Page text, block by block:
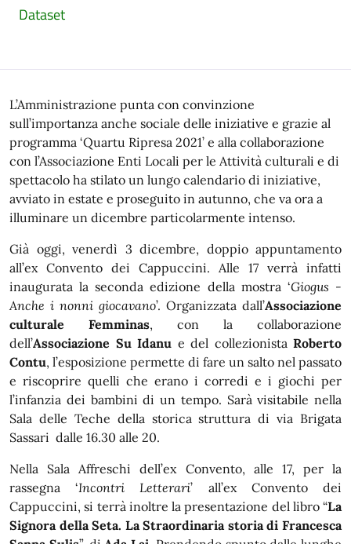
Dataset
L’Amministrazione punta con convinzione
sull’importanza anche sociale delle iniziative e grazie al
programma ‘Quartu Ripresa 2021’ e alla collaborazione
con l’Associazione Enti Locali per le Attività culturali e di
spettacolo ha stilato un lungo calendario di iniziative,
avviato in estate e proseguito in autunno, che va ora a
illuminare un dicembre particolarmente intenso.
Già oggi, venerdì 3 dicembre, doppio appuntamento
all’ex Convento dei Cappuccini. Alle 17 verrà infatti
inaugurata la seconda edizione della mostra ‘Giogus -
Anche i nonni giocavano’. Organizzata dall’Associazione
culturale Femminas, con la collaborazione
dell’Associazione Su Idanu e del collezionista Roberto
Contu, l’esposizione permette di fare un salto nel passato
e riscoprire quelli che erano i corredi e i giochi per
l’infanzia dei bambini di un tempo. Sarà visitabile nella
Sala delle Teche della storica struttura di via Brigata
Sassari dalle 16.30 alle 20.
Nella Sala Affreschi dell’ex Convento, alle 17, per la
rassegna ‘Incontri Letterari’ all’ex Convento dei
Cappuccini, si terrà inoltre la presentazione del libro “La
Signora della Seta. La Straordinaria storia di Francesca